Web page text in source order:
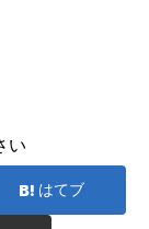
い
はてブ